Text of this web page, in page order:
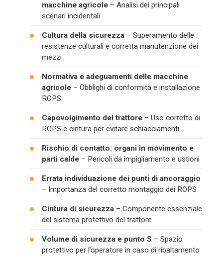
macchine agricole – Analisi dei principali
scenari incidentali
Cultura della sicurezza – Superamento delle
resistenze culturali e corretta manutenzione dei
mezzi
Normativa e adeguamenti delle macchine
agricole – Obblighi di conformità e installazione
ROPS
Capovolgimento del trattore – Uso corretto di
ROPS e cintura per evitare schiacciamenti
Rischio di contatto: organi in movimento e
parti calde – Pericoli da impigliamento e ustioni
Errata individuazione dei punti di ancoraggio
– Importanza del corretto montaggio dei ROPS
Cintura di sicurezza – Componente essenziale
del sistema protettivo del trattore
Volume di sicurezza e punto S – Spazio
protettivo per l’operatore in caso di ribaltamento